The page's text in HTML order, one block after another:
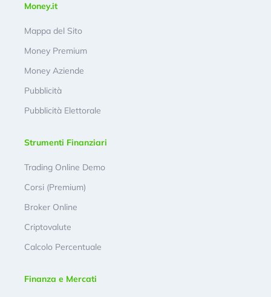
Money.it
Mappa del Sito
Money Premium
Money Aziende
Pubblicità
Pubblicità Elettorale
Strumenti Finanziari
Trading Online Demo
Corsi (Premium)
Broker Online
Criptovalute
Calcolo Percentuale
Finanza e Mercati